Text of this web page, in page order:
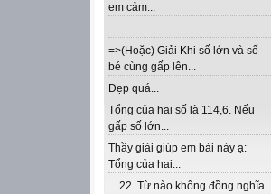
em cảm...
...
=>(Hoặc) Giải Khi số lớn và số
bé cùng gấp lên...
Đẹp quá...
Tổng của hai số là 114,6. Nếu
gấp số lớn...
Thầy giải giúp em bài này ạ:
Tổng của hai...
22. Từ nào không đồng nghĩa